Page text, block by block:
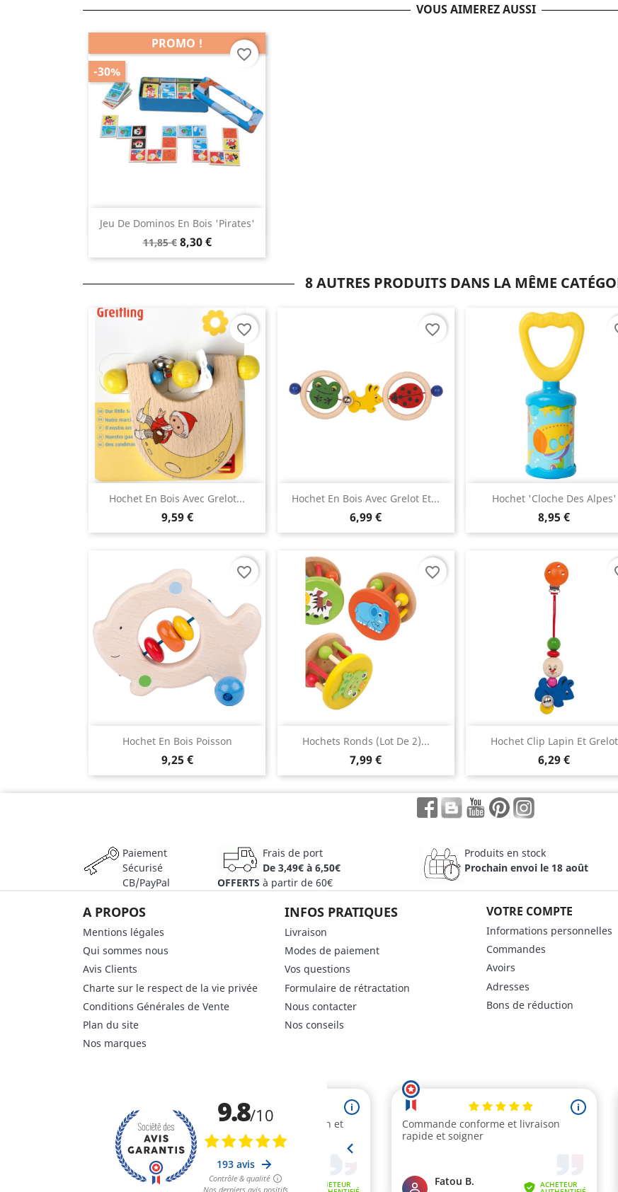
VOUS AIMEREZ AUSSI
Jeu De Dominos En Bois 'Pirates'
11,85 € 8,30 €
PROMO !
-30%
Aperçu rapide
favorite_border
8 AUTRES PRODUITS DANS LA MÊME
Hochet En Bois Avec Grelot...
9,59 €
Aperçu rapide
favorite_border
Hochet En Bois Avec Grelot Et...
6,99 €
Aperçu rapide
favorite_border
Hochet 'cloche Des Alpes'
8,95 €
Aperçu rapide
Hochet En Bois Poisson
9,25 €
Aperçu rapide
favorite_border
Hochets Ronds (lot De 2)...
7,99 €
Aperçu rapide
favorite_border
Hochet Clip Lapin Et Grelot
6,29 €
Aperçu rapide
Facebook
Rss YouTubePinterest
Paiement
Sécurisé
CB/PayPal
Frais de port
De 3,49€ à 6,50€
OFFERTS à partir de 60€
Produits en stock
Prochain envoi le 18 août
A PROPOS
Mentions légales
Qui sommes nous
Avis Clients
Charte sur le respect de la vie privée
Conditions Générales de Vente
Plan du site
Nos marques
INFOS PRATIQUES
Livraison
Modes de paiement
Vos questions
Formulaire de rétractation
Nous contacter
Nos conseils
VOTRE COMPTE
Informations personnelles
Commandes
Avoirs
Adresses
Bons de réduction